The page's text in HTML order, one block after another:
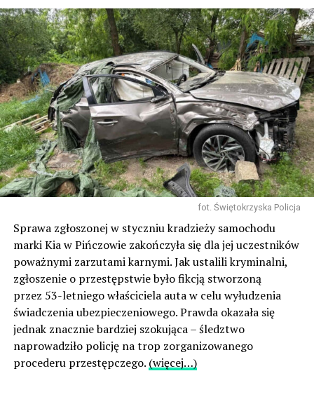
fot. Świętokrzyska Policja
Sprawa zgłoszonej w styczniu kradzieży samochodu
marki Kia w Pińczowie zakończyła się dla jej uczestników
poważnymi zarzutami karnymi. Jak ustalili kryminalni,
zgłoszenie o przestępstwie było fikcją stworzoną
przez 53-letniego właściciela auta w celu wyłudzenia
świadczenia ubezpieczeniowego. Prawda okazała się
jednak znacznie bardziej szokująca – śledztwo
naprowadziło policję na trop zorganizowanego
procederu przestępczego. (więcej…)